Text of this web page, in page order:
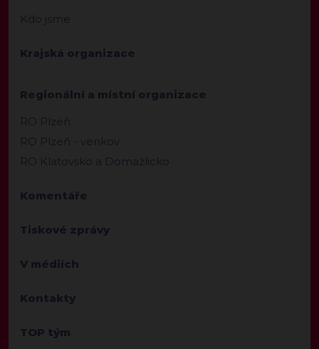
Kdo jsme
Krajská organizace
Regionální a místní organizace
RO Plzeň
RO Plzeň - venkov
RO Klatovsko a Domažlicko
Komentáře
Tiskové zprávy
V médiích
Kontakty
TOP tým